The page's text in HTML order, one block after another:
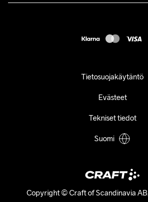
Copyright © Craft of Scandinavia
Tietosuojakäytäntö
Evästeet
Tekniset tiedot
Suomi